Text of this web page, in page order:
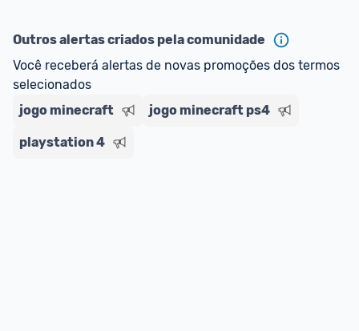
Outros alertas criados pela comunidade
Você receberá alertas de novas promoções dos termos
selecionados
jogo minecraft
jogo minecraft ps4
playstation 4